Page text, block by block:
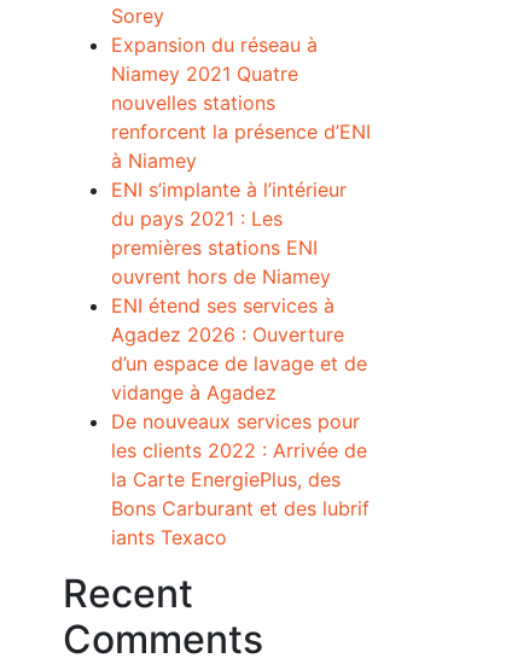
Sorey
Expansion du réseau à
Niamey 2021 Quatre
nouvelles stations
renforcent la présence d’ENI
à Niamey
ENI s’implante à l’intérieur
du pays 2021 : Les
premières stations ENI
ouvrent hors de Niamey
ENI étend ses services à
Agadez 2026 : Ouverture
d’un espace de lavage et de
vidange à Agadez
De nouveaux services pour
les clients 2022 : Arrivée de
la Carte EnergiePlus, des
Bons Carburant et des lubrif
iants Texaco
Recent
Comments